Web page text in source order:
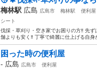
梅林駅 広島 広島市 梅林駅
便利屋
シート
伐採・草刈り・空き家でお困りの方‼️ 先
舗よりも安く‼️ 丁寧で綺麗に仕上げる自身
困った時の便利屋
- 広島 広島市
便利屋